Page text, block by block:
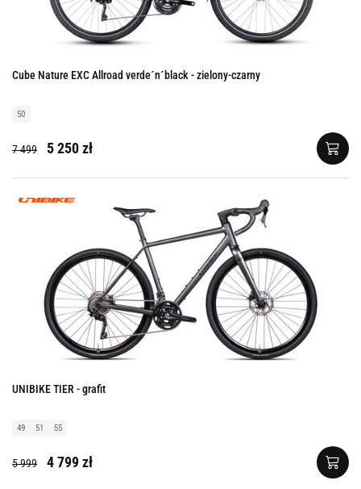
Cube Nature EXC Allroad verde´n´black - zielony-czarny
50
7 499 5 250 zł
UNIBIKE TIER - grafit
49 51 55
5 999 4 799 zł